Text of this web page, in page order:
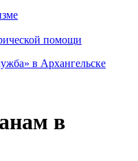
помощи
в Архангельске
в